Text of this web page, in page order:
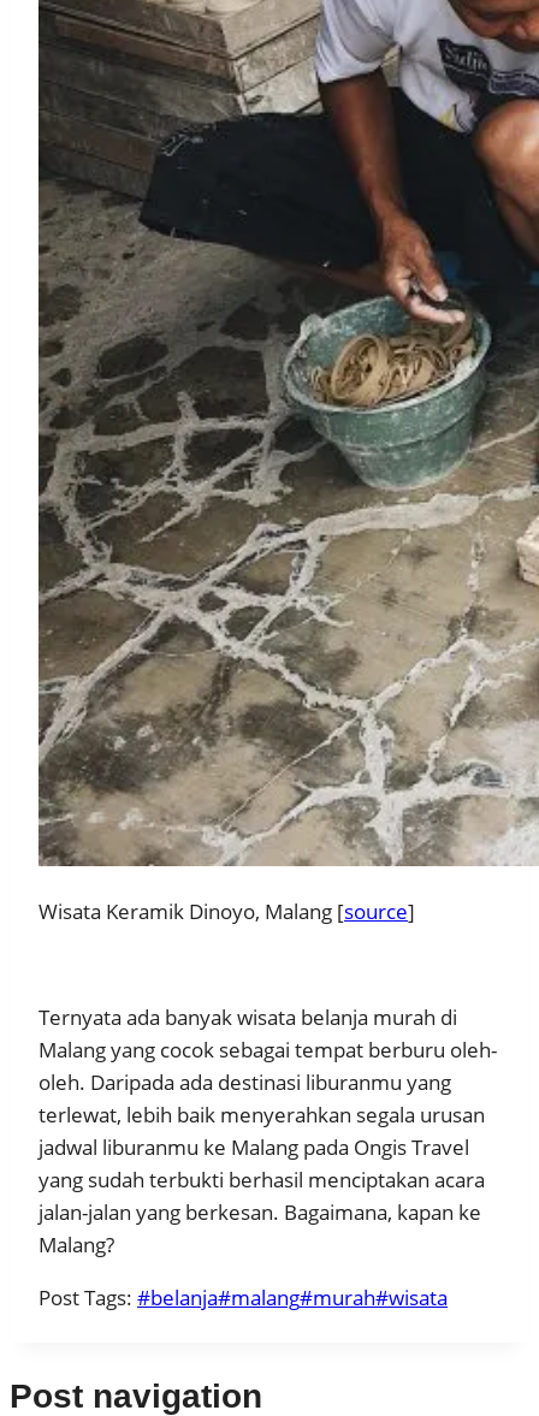
Wisata Keramik Dinoyo, Malang [source]
Ternyata ada banyak wisata belanja murah di
Malang yang cocok sebagai tempat berburu oleh-
oleh. Daripada ada destinasi liburanmu yang
terlewat, lebih baik menyerahkan segala urusan
jadwal liburanmu ke Malang pada Ongis Travel
yang sudah terbukti berhasil menciptakan acara
jalan-jalan yang berkesan. Bagaimana, kapan ke
Malang?
Post Tags: #belanja#malang#murah#wisata
Post navigation